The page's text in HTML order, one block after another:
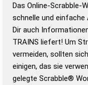
Wortwurzel liefert
Wortanalyse-
Wortbedeutung,
Gültigkeit eines
bestimmen!
Wörterbücher sind:
Das Online-Scrabble-
schnelle und
Dir auch
TRAINS liefert! Um
vermeiden, sollten
einigen, das sie
gelegte Scrabble®